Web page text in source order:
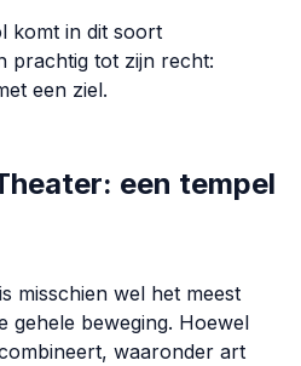
komt in dit soort
prachtig tot zijn recht:
een ziel.
een tempel
misschien wel het meest
gehele beweging. Hoewel
waaronder art